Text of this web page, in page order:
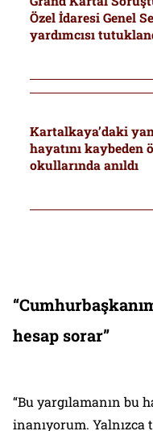
Özel İdaresi Genel
yardımcısı
Kartalkaya’daki
hayatını kaybeden
okullarında anıldı
hesap sorar”
“Bu yargılamanın bu
inanıyorum.